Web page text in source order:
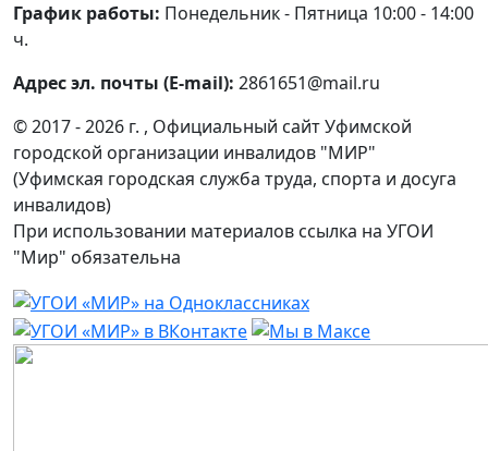
График работы: Понедельник - Пятница 10:00 - 14:00
ч.
Адрес эл. почты (E-mail): 2861651@mail.ru
© 2017 - 2026 г. , Официальный сайт Уфимской
городской организации инвалидов "МИР"
(Уфимская городская служба труда, спорта и досуга
инвалидов)
При использовании материалов ссылка на УГОИ
"Мир" обязательна